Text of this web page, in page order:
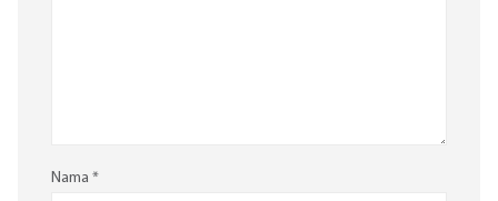
Nama *